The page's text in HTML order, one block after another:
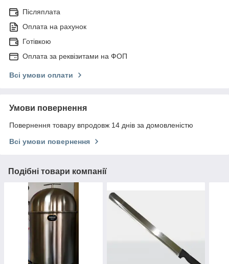
Післяплата
Оплата на рахунок
Готівкою
Оплата за реквізитами на ФОП
Всі умови оплати
Умови повернення
Повернення товару впродовж 14 днів за домовленістю
Всі умови повернення
Подібні товари компанії